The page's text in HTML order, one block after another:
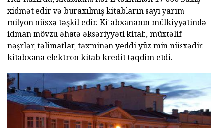
xidmət edir və buraxılmış kitabların sayı yarım
milyon nüsxə təşkil edir. Kitabxananın mülkiyyətində
idman mövzu əhatə əksəriyyəti kitab, müxtəlif
nəşrlər, təlimatlar, təxminən yeddi yüz min nüsxədir.
kitabxana elektron kitab kredit təqdim etdi.